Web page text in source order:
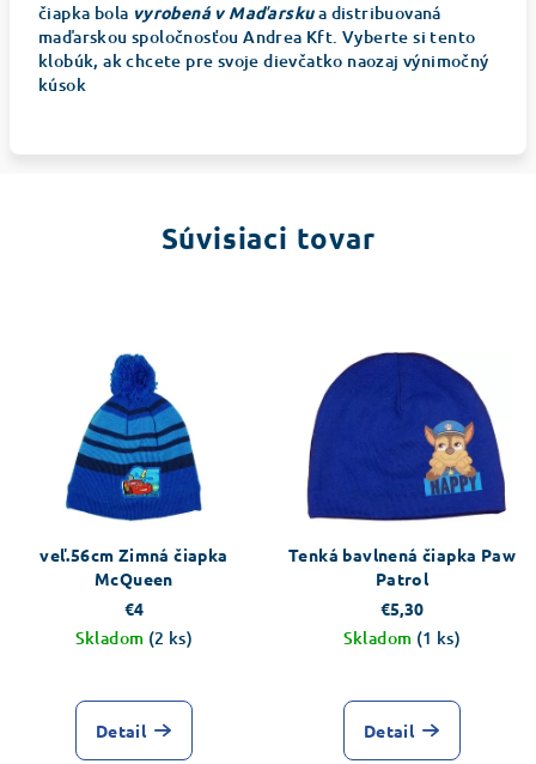
čiapka bola vyrobená v Maďarskua distribuovaná
maďarskou spoločnosťou Andrea Kft. Vyberte si tento
klobúk, ak chcete pre svoje dievčatko naozaj výnimočný
kúsok
Súvisiaci tovar
veľ.56cm Zimná čiapka
McQueen
€4
Skladom (2 ks)
Detail
Tenká bavlnená čiapka Paw
Patrol
€5,30
Skladom (1 ks)
Detail